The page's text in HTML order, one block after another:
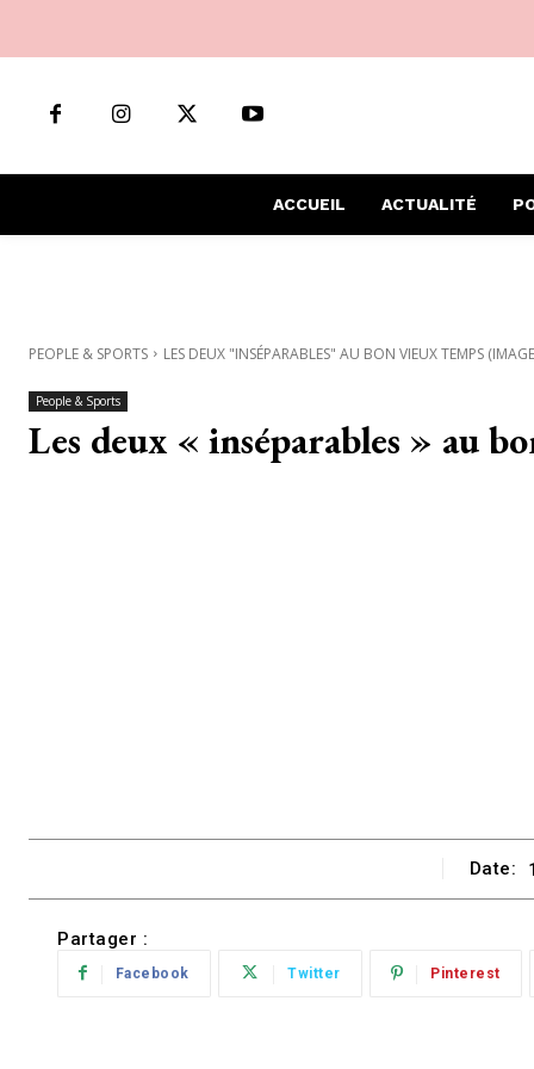
ACCUEIL ACTUALITÉ
PEOPLE & SPORTS LES DEUX "INSÉPARABLES" AU BON VIEUX TEMPS
People & Sports
Les deux « inséparables » au
Date:
Partager :
Facebook Twitter Pinterest